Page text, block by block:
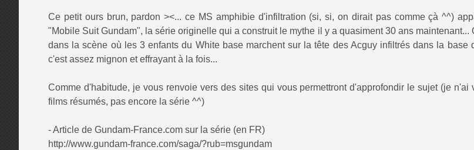
Ce petit ours brun, pardon ><... ce MS amphibie d'infiltration (si, si, on dirait pas comme çà ^^)
"Mobile Suit Gundam", la série originelle qui a construit le mythe il y a quasiment 30 ans maintenant...
dans la scène où les 3 enfants du White base marchent sur la tête des Acguy infiltrés dans la base
c'est assez mignon et effrayant à la fois...
Comme d'habitude, je vous renvoie vers des sites qui vous permettront d'approfondir le sujet (je n'ai
films résumés, pas encore la série ^^)
- Article de Gundam-France.com sur la série (en FR)
http://www.gundam-france.com/saga/?rub=msgundam